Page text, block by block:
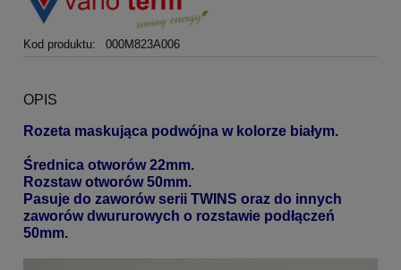
Kod produktu: 000M823A006
OPIS
Rozeta maskująca podwójna w kolorze białym.
Średnica otworów 22mm.
Rozstaw otworów 50mm.
Pasuje do zaworów serii TWINS oraz do innych
zaworów dwururowych o rozstawie podłączeń
50mm.